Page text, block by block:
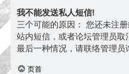
我不能发送私人短信!
三个可能的原因： 您还未注
站内短信，或者论坛管理员
最后一种情况，请联络管理员
页首